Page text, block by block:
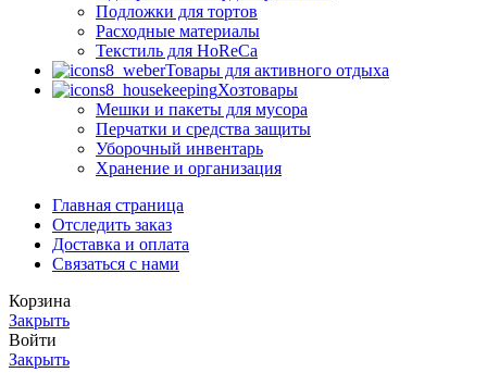
Подложки для тортов
Расходные материалы
Текстиль для HoReCa
Товары для активного отдыха
Хозтовары
Мешки и пакеты для мусора
Перчатки и средства защиты
Уборочный инвентарь
Хранение и организация
Главная страница
Отследить заказ
Доставка и оплата
Связаться с нами
Корзина
Закрыть
Войти
Закрыть